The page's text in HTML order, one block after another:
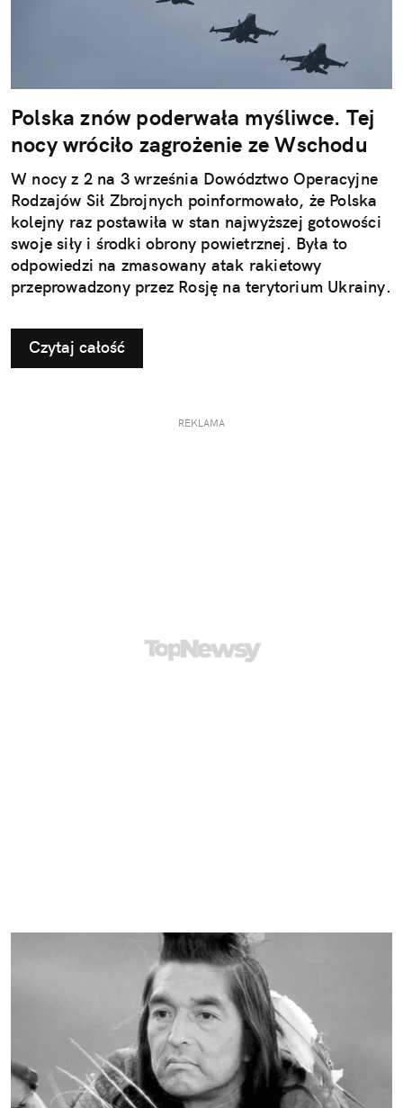
Polska znów poderwała myśliwce. Tej
nocy wróciło zagrożenie ze Wschodu
W nocy z 2 na 3 września Dowództwo Operacyjne
Rodzajów Sił Zbrojnych poinformowało, że Polska
kolejny raz postawiła w stan najwyższej gotowości
swoje siły i środki obrony powietrznej. Była to
odpowiedzi na zmasowany atak rakietowy
przeprowadzony przez Rosję na terytorium Ukrainy.
Czytaj całość
REKLAMA